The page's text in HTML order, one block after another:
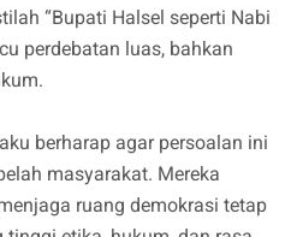
“Bupati Halsel seperti Nabi
perdebatan luas, bahkan
berharap agar persoalan ini
masyarakat. Mereka
ruang demokrasi tetap